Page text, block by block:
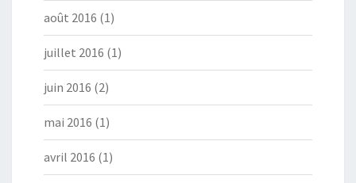
août 2016 (1)
juillet 2016 (1)
juin 2016 (2)
mai 2016 (1)
avril 2016 (1)